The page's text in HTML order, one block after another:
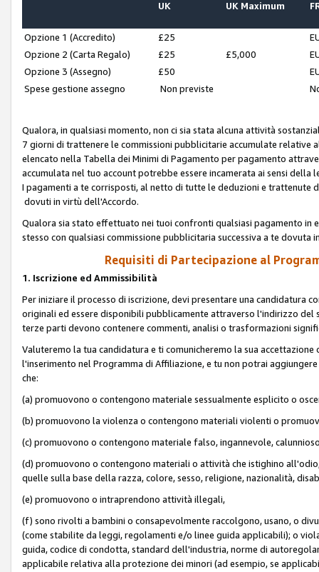
UK UK Maximum
Opzione 1 (Accredito) £25
Opzione 2 (Carta Regalo)
£25 £5,000
Opzione 3 (Assegno)
£50
Spese gestione assegno
Non previste
Qualora, in qualsiasi momento, non ci sia stata alcuna attività
7 giorni di trattenere le commissioni pubblicitarie accumulate
elencato nella Tabella dei Minimi di Pagamento per pagamento
accumulata nel tuo account potrebbe essere incamerata ai sensi
I pagamenti a te corrisposti, al netto di tutte le deduzioni e trattenute
dovuti in virtù dell'Accordo.
Qualora sia stato effettuato nei tuoi confronti qualsiasi pagamento in
stesso con qualsiasi commissione pubblicitaria successiva a te dovuta
Requisiti di Partecipazione al
1. Iscrizione ed Ammissibilità
Per iniziare il processo di iscrizione, devi presentare una candidatura
originali ed essere disponibili pubblicamente attraverso l'indirizzo
terze parti devono contenere commenti, analisi o trasformazioni
Valuteremo la tua candidatura e ti comunicheremo la sua
l'inserimento nel Programma di Affiliazione, e tu non potrai
che:
(a) promuovono o contengono materiale sessualmente esplicito o
(b) promuovono la violenza o contengono materiali violenti o
(c) promuovono o contengono materiale falso, ingannevole,
(d) promuovono o contengono materiali o attività che istighino
quelle sulla base della razza, colore, sesso, religione, nazionalità,
(e) promuovono o intraprendono attività illegali,
(f) sono rivolti a bambini o consapevolmente raccolgono, usano, o
(come stabilite da leggi, regolamenti e/o linee guida applicabili); o
guida, codice di condotta, standard dell'industria, norme di
applicabile relativa alla protezione dei minori (ad esempio, se